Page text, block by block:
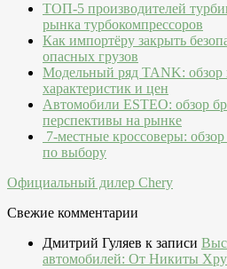
ТОП-5 производителей
рынка турбокомпрессоров
Как импортёру закрыть
опасных грузов
Модельный ряд TANK: обзор
характеристик и цен
Автомобили ESTEO: обзор
перспективы на рынке
7-местные кроссоверы:
по выбору
Официальный дилер Chery
Свежие комментарии
Дмитрий Гуляев к записи
автомобилей: От Никиты